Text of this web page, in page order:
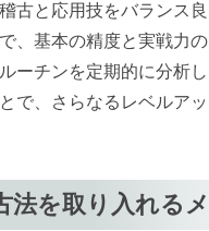
古と応用技をバランス
、基本の精度と実戦力
ーチンを定期的に分析
で、さらなるレベルア
法を取り入れる